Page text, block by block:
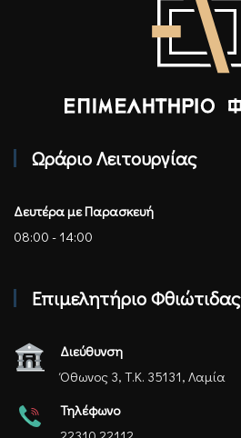
Ωράριο Λειτουργίας
Δευτέρα με Παρασκευή
08:00 - 14:00
Επιμελητήριο Φθιώτιδας
Διεύθυνση
Όθωνος 3, Τ.Κ. 35131, Λαμία
Τηλέφωνο